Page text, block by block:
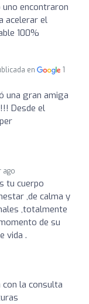
encontraron
acelerar el
100%
en
1
una gran amiga
Desde el
ago
tu cuerpo
,de calma y
,totalmente
de su
vida .
la consulta